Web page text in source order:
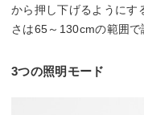
から押し下げるようにす
さは65～130cmの範囲で
3つの照明モード